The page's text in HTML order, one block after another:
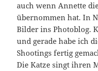
auch wenn Annette
übernommen hat. In
Bilder ins Photoblog.
und gerade habe ich
Shootings fertig
Die Katze singt ihren